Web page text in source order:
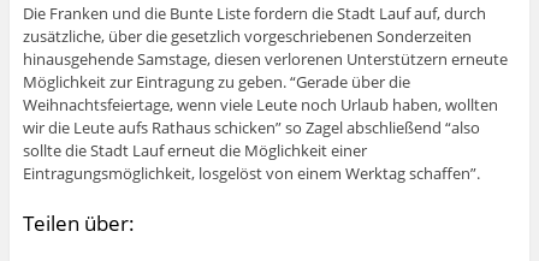
Die Franken und die Bunte Liste fordern die Stadt Lauf auf, durch
zusätzliche, über die gesetzlich vorgeschriebenen Sonderzeiten
hinausgehende Samstage, diesen verlorenen Unterstützern erneute
Möglichkeit zur Eintragung zu geben. “Gerade über die
Weihnachtsfeiertage, wenn viele Leute noch Urlaub haben, wollten
wir die Leute aufs Rathaus schicken” so Zagel abschließend “also
sollte die Stadt Lauf erneut die Möglichkeit einer
Eintragungsmöglichkeit, losgelöst von einem Werktag schaffen”.
Teilen über: